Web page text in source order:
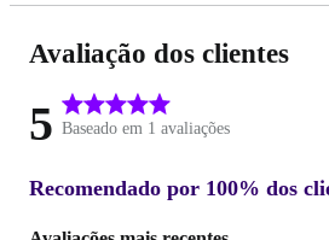
Avaliação dos clientes
5 Baseado em 1 avaliações
Recomendado por 100% dos